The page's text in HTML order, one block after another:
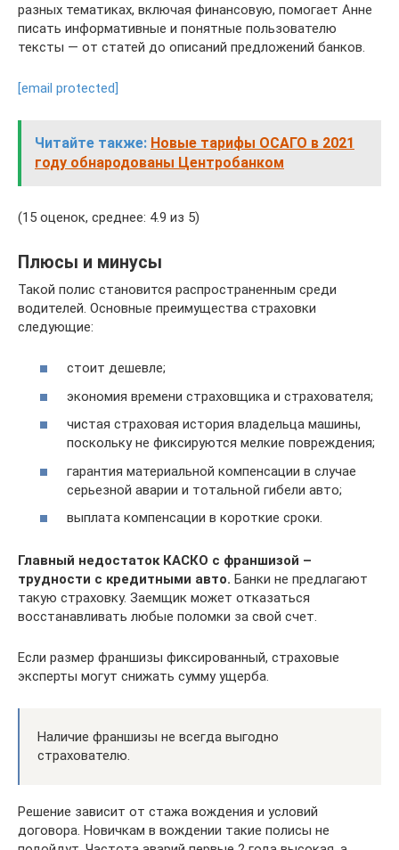
разных тематиках, включая финансовую, помогает Анне
писать информативные и понятные пользователю
тексты — от статей до описаний предложений банков.
[email protected]
Читайте также: Новые тарифы ОСАГО в 2021
году обнародованы Центробанком
(15 оценок, среднее: 4.9 из 5)
Плюсы и минусы
Такой полис становится распространенным среди
водителей. Основные преимущества страховки
следующие:
стоит дешевле;
экономия времени страховщика и страхователя;
чистая страховая история владельца машины,
поскольку не фиксируются мелкие повреждения;
гарантия материальной компенсации в случае
серьезной аварии и тотальной гибели авто;
выплата компенсации в короткие сроки.
Главный недостаток КАСКО с франшизой –
трудности с кредитными авто. Банки не предлагают
такую страховку. Заемщик может отказаться
восстанавливать любые поломки за свой счет.
Если размер франшизы фиксированный, страховые
эксперты могут снижать сумму ущерба.
Наличие франшизы не всегда выгодно
страхователю.
Решение зависит от стажа вождения и условий
договора. Новичкам в вождении такие полисы не